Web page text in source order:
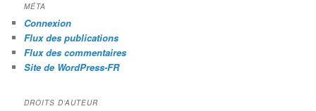
MÉTA
Connexion
Flux des publications
Flux des commentaires
Site de WordPress-FR
DROITS D’AUTEUR